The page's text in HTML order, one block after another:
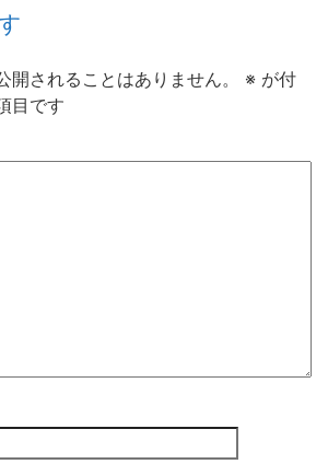
開されることはありません。 ※ が付
目です